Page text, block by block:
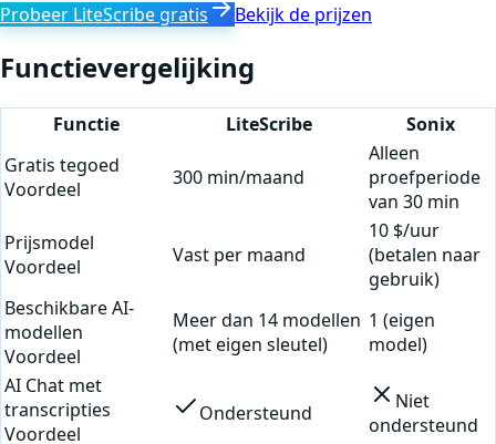
Probeer LiteScribe gratis Bekijk de prijzen
Functievergelijking
Functie LiteScribe
Sonix
Gratis tegoed
Voordeel
300 min/maand
Alleen
proefperiode
van 30 min
Prijsmodel
Voordeel
Vast per maand
10 $/uur
(betalen naar
gebruik)
Beschikbare AI-
modellen
Voordeel
Meer dan 14 modellen
(met eigen sleutel)
1 (eigen
model)
AI Chat met
transcripties
Voordeel
Ondersteund
Niet
ondersteund